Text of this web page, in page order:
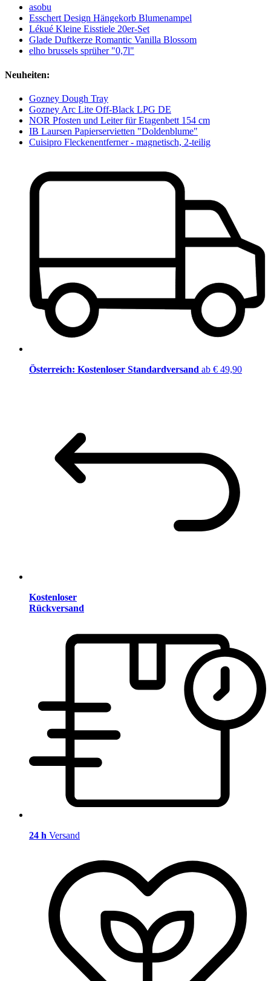
asobu
Esschert Design Hängekorb Blumenampel
Lékué Kleine Eisstiele 20er-Set
Glade Duftkerze Romantic Vanilla Blossom
elho brussels sprüher "0,7l"
Neuheiten:
Gozney Dough Tray
Gozney Arc Lite Off-Black LPG DE
NOR Pfosten und Leiter für Etagenbett 154 cm
IB Laursen Papierservietten "Doldenblume"
Cuisipro Fleckenentferner - magnetisch, 2-teilig
Österreich: Kostenloser Standardversand ab € 49,90
Kostenloser
Rückversand
24 h Versand